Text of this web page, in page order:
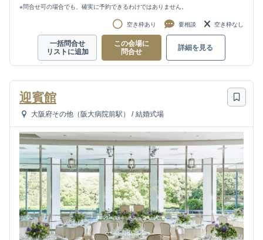
※問合せ可の場合でも、確実に予約できるわけではありません。
空き枠あり 要相談 空き枠なし
一括問合せ
リストに追加
この会場に
問合せ
詳細を見る
迎賓館
大阪府その他（阪大病院前駅） / 結婚式場